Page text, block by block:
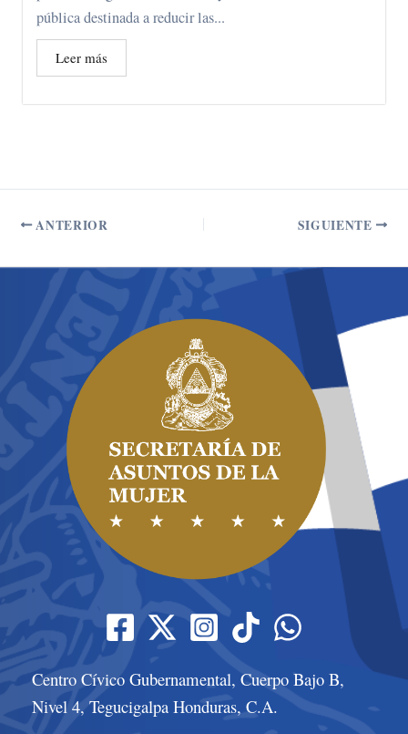
pública destinada a reducir las...
Leer más
ANTERIOR SIGUIENTE
Centro Cívico Gubernamental, Cuerpo Bajo B,
Nivel 4, Tegucigalpa Honduras, C.A.